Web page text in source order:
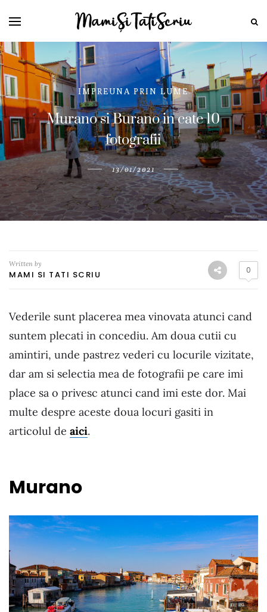
IMPREUNA PRIN LUME
Murano si Burano in cate 10
fotografii
13/01/2021
Written by
MAMI SI TATI SCRIU 0
Vederile sunt placerea mea vinovata atunci cand
suntem plecati in concediu. Am doua cutii cu
amintiri, unde pastrez vederi cu locurile vizitate,
dar am si selectia mea de fotografii pe care imi
place sa o privesc atunci cand imi este dor. Mai
multe despre aceste doua locuri gasiti in
articolul de aici.
Murano